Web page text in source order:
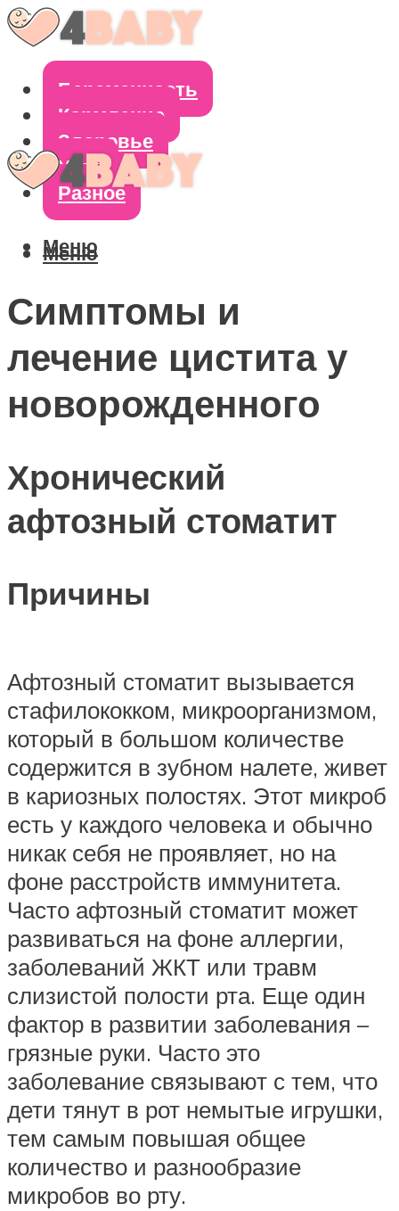
Беременность
Кормление
Здоровье
Уход
Разное
Меню
Меню
Симптомы и
лечение цистита у
новорожденного
Хронический
афтозный стоматит
Причины
Афтозный стоматит вызывается
стафилококком, микроорганизмом,
который в большом количестве
содержится в зубном налете, живет
в кариозных полостях. Этот микроб
есть у каждого человека и обычно
никак себя не проявляет, но на
фоне расстройств иммунитета.
Часто афтозный стоматит может
развиваться на фоне аллергии,
заболеваний ЖКТ или травм
слизистой полости рта. Еще один
фактор в развитии заболевания –
грязные руки. Часто это
заболевание связывают с тем, что
дети тянут в рот немытые игрушки,
тем самым повышая общее
количество и разнообразие
микробов во рту.